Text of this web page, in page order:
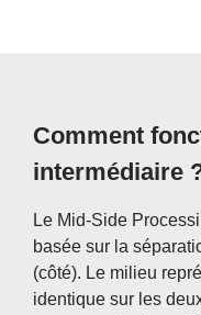
Comment
intermédiaire
Le Mid-Side
basée sur la
(côté). Le milieu
identique sur les